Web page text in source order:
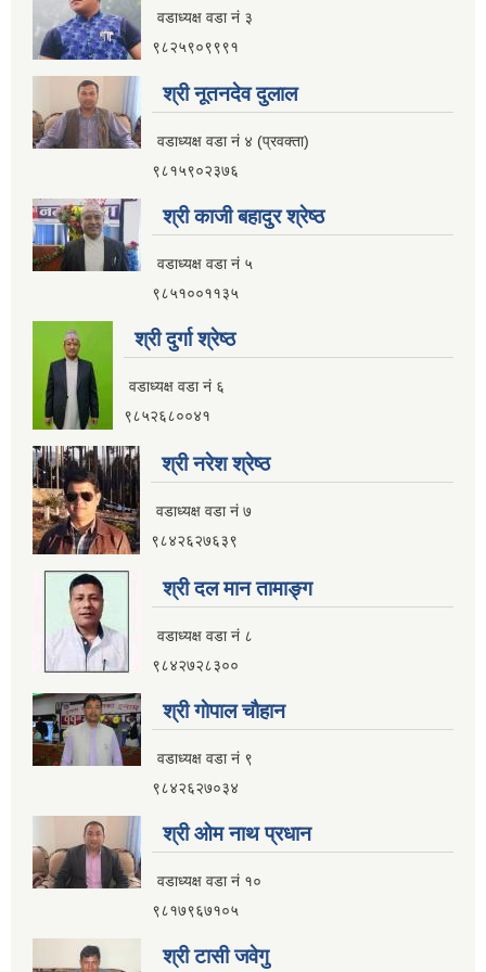
वडाध्यक्ष वडा नं ३
९८२५९०९९९१
श्री नूतनदेव दुलाल
वडाध्यक्ष वडा नं ४ (प्रवक्ता)
९८१५९०२३७६
श्री काजी बहादुर श्रेष्ठ
वडाध्यक्ष वडा नं ५
९८५१००११३५
श्री दुर्गा श्रेष्ठ
वडाध्यक्ष वडा नं ६
९८५२६८००४१
श्री नरेश श्रेष्ठ
वडाध्यक्ष वडा नं ७
९८४२६२७६३९
श्री दल मान तामाङ्ग
वडाध्यक्ष वडा नं ८
९८४२७२८३००
श्री गाेपाल चाैहान
वडाध्यक्ष वडा नं ९
९८४२६२७०३४
श्री ओम नाथ प्रधान
वडाध्यक्ष वडा नं १०
९८१७९६७१०५
श्री टासी जवेगु